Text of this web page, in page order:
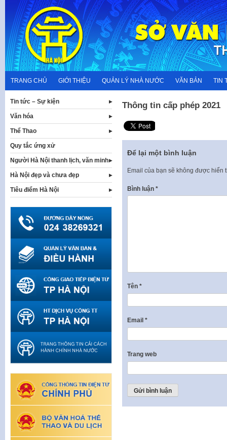
content
TRANG CHỦ GIỚI THIỆU QUẢN LÝ NHÀ NƯỚC VĂN BẢN TIN
Thông tin cấp phép 2021
Để lại một bình luận
Email của bạn sẽ không được hiển
Bình luận *
Tên *
Email *
Trang web
Tin tức – Sự kiện
Văn hóa
Thể Thao
Quy tắc ứng xử
Người Hà Nội thanh lịch, văn minh
Hà Nội đẹp và chưa đẹp
Tiêu điểm Hà Nội